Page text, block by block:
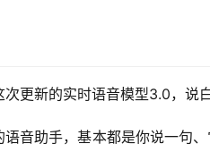
次更新的实时语音模型3.0，说
语音助手，基本都是你说一句